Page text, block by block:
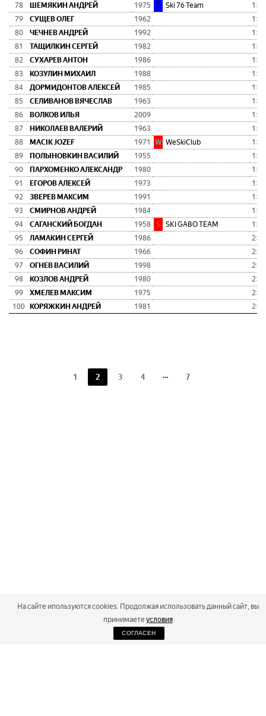
78
ШЕМЯКИН АНДРЕЙ 1975 S Ski 76 Team
79
СУЩЕВ ОЛЕГ 1962
80
ЧЕЧНЕВ АНДРЕЙ 1992
81
ТАЩИЛКИН СЕРГЕЙ 1982
82
СУХАРЕВ АНТОН 1986
83
КОЗУЛИН МИХАИЛ 1988
84
ДОРМИДОНТОВ АЛЕКСЕЙ 1985
85
СЕЛИВАНОВ ВЯЧЕСЛАВ 1963
86
ВОЛКОВ ИЛЬЯ 2009
87
НИКОЛАЕВ ВАЛЕРИЙ 1963
88
MACIK JOZEF 1971 W WeSkiClub
89
ПОЛЫНОВКИН ВАСИЛИЙ 1955
90
ПАРХОМЕНКО АЛЕКСАНДР 1980
91
ЕГОРОВ АЛЕКСЕЙ 1973
92
ЗВЕРЕВ МАКСИМ 1991
93
СМИРНОВ АНДРЕЙ 1984
94
САГАНСКИЙ БОГДАН 1958 S SKI GABO TEAM
95
ЛАМАКИН СЕРГЕЙ 1986
96
СОФИН РИНАТ 1966
97
ОГНЕВ ВАСИЛИЙ 1998
98
КОЗЛОВ АНДРЕЙ 1980
99
ХМЕЛЕВ МАКСИМ 1975
100
КОРЯЖКИН АНДРЕЙ 1981
1 2 3 4 7
2026
На сайте ипользуются cookies. Продолжая использовать данный сайт, вы
принимаете условия
СОГЛАСЕН